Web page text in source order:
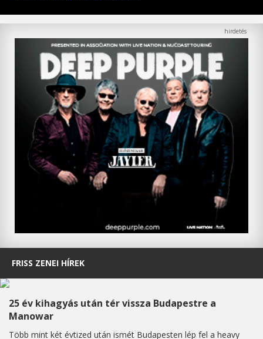
FRISS ZENEI HÍREK
25 év kihagyás után tér vissza Budapestre a
Manowar
Több mint két évtized után ismét Budapesten lép fel a heavy